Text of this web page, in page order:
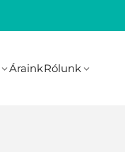
ÁrainkRólunk